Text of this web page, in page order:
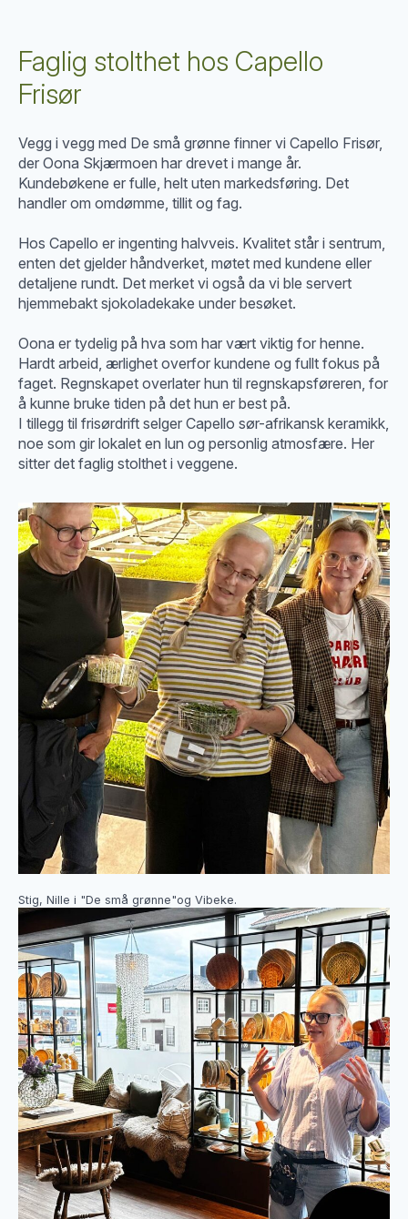
Faglig stolthet hos Capello
Frisør
Vegg i vegg med De små grønne finner vi Capello Frisør,
der Oona Skjærmoen har drevet i mange år.
Kundebøkene er fulle, helt uten markedsføring. Det
handler om omdømme, tillit og fag.
Hos Capello er ingenting halvveis. Kvalitet står i sentrum,
enten det gjelder håndverket, møtet med kundene eller
detaljene rundt. Det merket vi også da vi ble servert
hjemmebakt sjokoladekake under besøket.
Oona er tydelig på hva som har vært viktig for henne.
Hardt arbeid, ærlighet overfor kundene og fullt fokus på
faget. Regnskapet overlater hun til regnskapsføreren, for
å kunne bruke tiden på det hun er best på.
I tillegg til frisørdrift selger Capello sør-afrikansk keramikk,
noe som gir lokalet en lun og personlig atmosfære. Her
sitter det faglig stolthet i veggene.
Stig, Nille i "De små grønne"og Vibeke.